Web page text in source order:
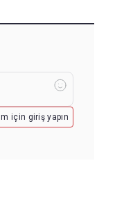
için giriş yapın